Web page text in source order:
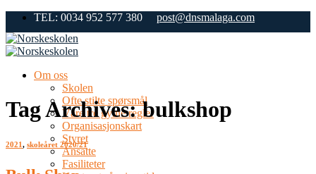
Skip
content
TEL: 0034 952 577 380 post@dnsmalaga.com
Om oss
Skolen
Ofte stilte spørsmål
Våre tre gylne regler
Organisasjonskart
Styret
Ansatte
Fasiliteter
Tag Archives:bulkshop
2021, skoleåret 2020/21